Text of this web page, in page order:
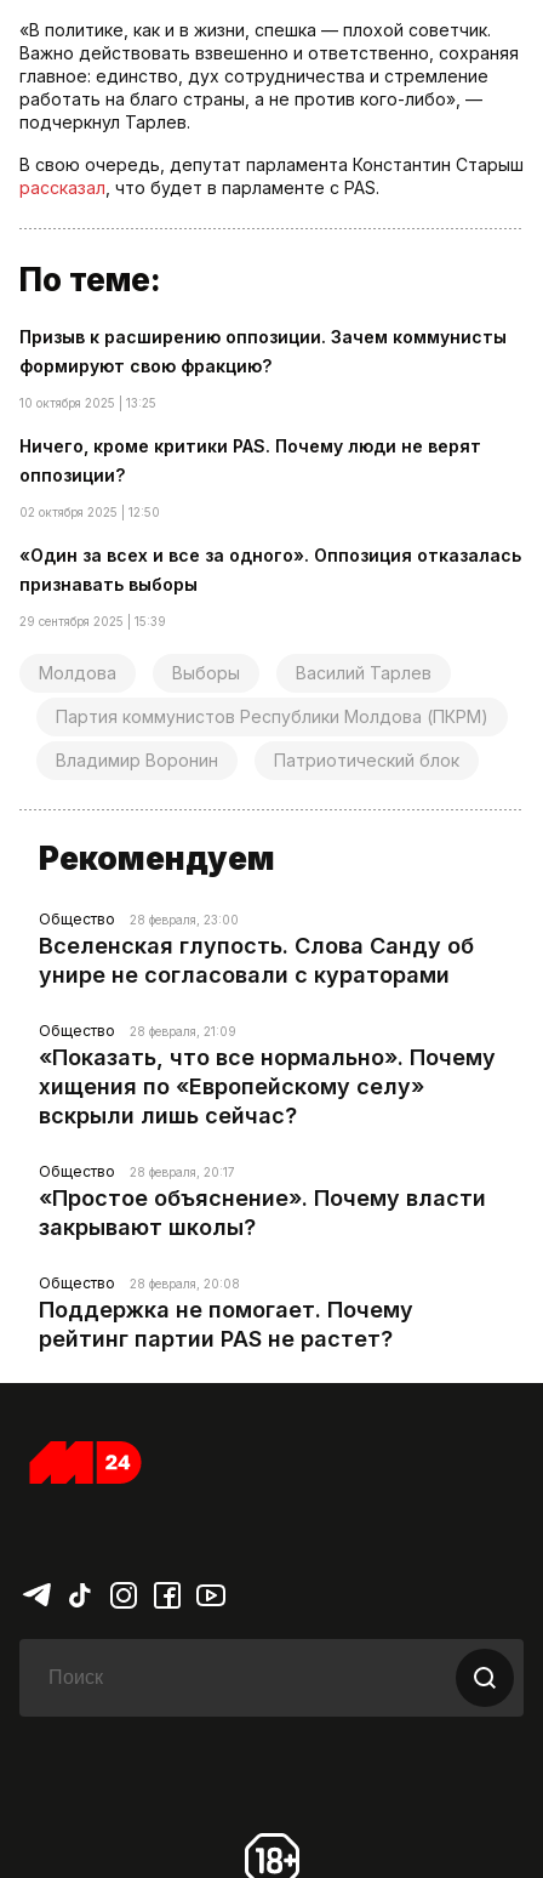
«В политике, как и в жизни, спешка — плохой советчик.
Важно действовать взвешенно и ответственно, сохраняя
главное: единство, дух сотрудничества и стремление
работать на благо страны, а не против кого-либо», —
подчеркнул Тарлев.
В свою очередь, депутат парламента Константин Старыш
рассказал , что будет в парламенте с PAS.
По теме:
Призыв к расширению оппозиции. Зачем коммунисты
формируют свою фракцию?
10 октября 2025 | 13:25
Ничего, кроме критики PAS. Почему люди не верят
оппозиции?
02 октября 2025 | 12:50
«Один за всех и все за одного». Оппозиция отказалась
признавать выборы
29 сентября 2025 | 15:39
Молдова Выборы Василий Тарлев
Партия коммунистов Республики Молдова (ПКРМ)
Владимир Воронин Патриотический блок
Рекомендуем
Общество 28 февраля, 23:00
Вселенская глупость. Слова Санду об
унире не согласовали с кураторами
Общество 28 февраля, 21:09
«Показать, что все нормально». Почему
хищения по «Европейскому селу»
вскрыли лишь сейчас?
Общество 28 февраля, 20:17
«Простое объяснение». Почему власти
закрывают школы?
Общество 28 февраля, 20:08
Поддержка не помогает. Почему
рейтинг партии PAS не растет?